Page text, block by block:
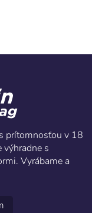
prítomnosťou v 18
výhradne s
Vyrábame a